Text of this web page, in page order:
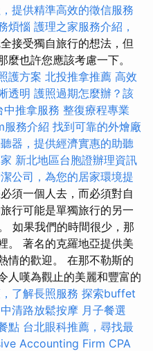
提供精準高效的徵信服務
煩惱 護理之家服務介紹，
接受獨自旅行的想法，但
也許您應該考慮一下。
護方案 北投推拿推薦 高效
透明 護照過期怎麼辦？該
中推拿服務 整復療程專業
服務介紹 找到可靠的外燴廠
器，提供經濟實惠的助聽
新北地區台胞證辦理資訊
公司，為您的居家環境提
須一個人去，而必須對自
行可能是單獨旅行的另一
如果我們的時間很少，那
。 著名的克羅地亞提供美
情的歡迎。 在那不勒斯的
人嘆為觀止的美麗和豐富的
了解長照服務 探索buffet
中清路放鬆按摩 月子餐選
點 台北眼科推薦，尋找最
Accounting Firm CPA